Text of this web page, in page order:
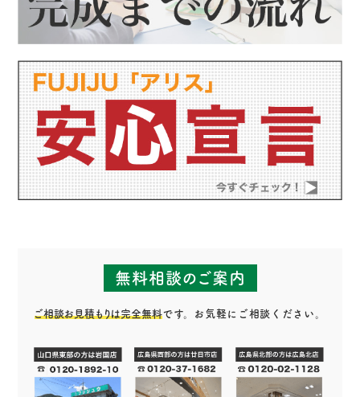
無料相談のご案内
ご相談お見積もりは完全無料です。お気軽にご相談ください。